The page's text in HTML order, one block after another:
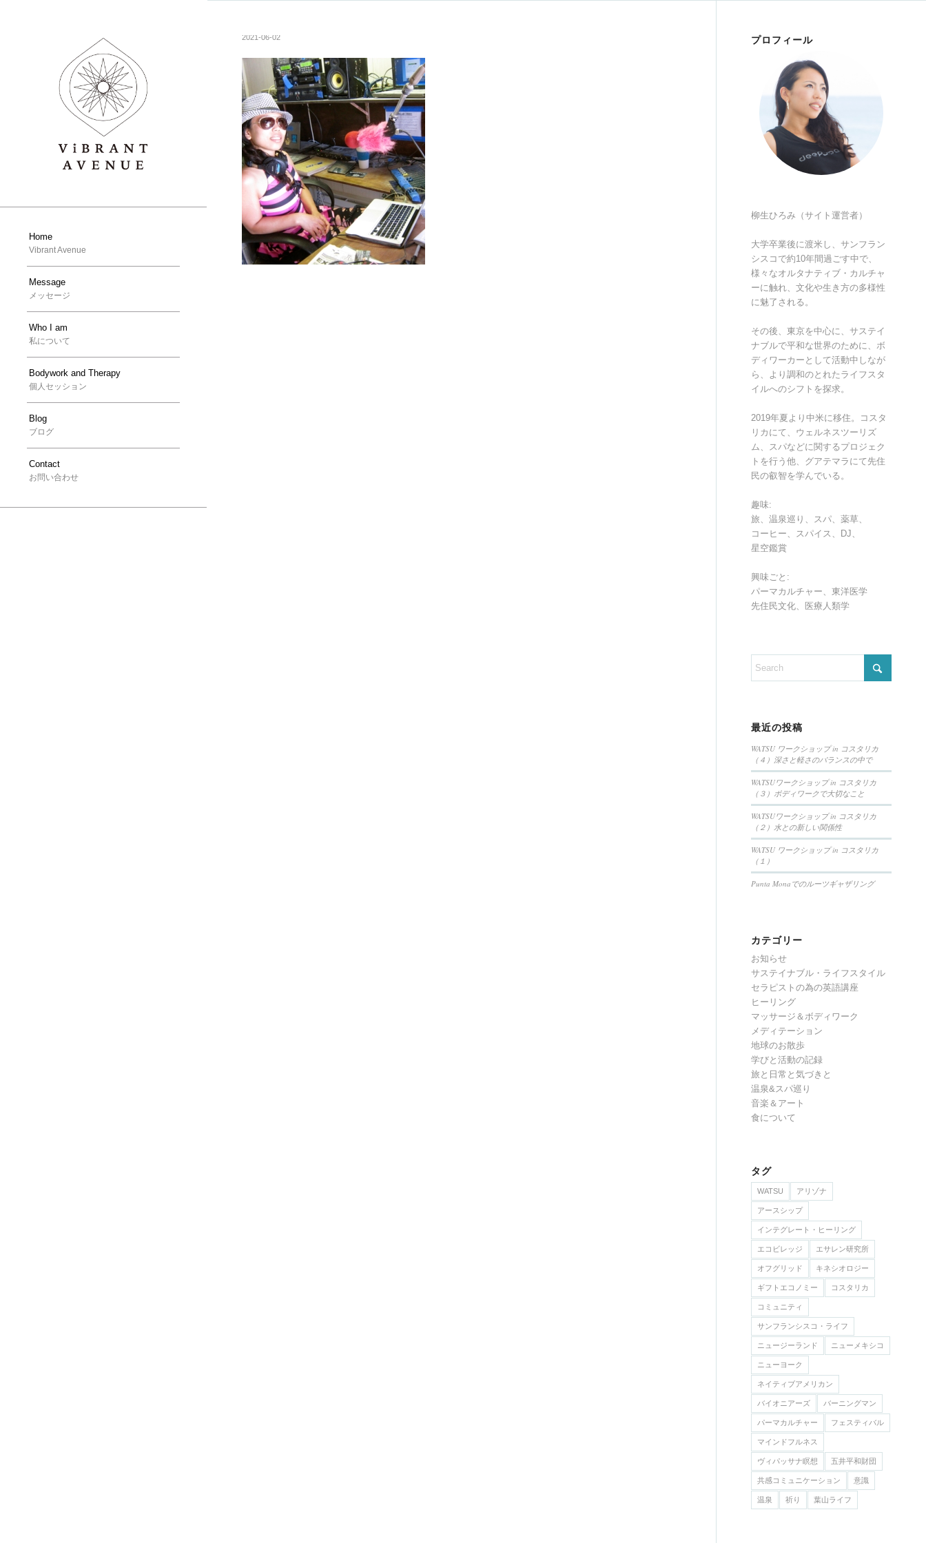
Home
Vibrant Avenue
Message
メッセージ
Who I am
私について
Bodywork and Therapy
個人セッション
Blog
ブログ
Contact
お問い合わせ
2021-06-02 プロフィール
柳生ひろみ（サイト運営者）
大学卒業後に渡米し、サンフラン
シスコで約10年間過ごす中で、
様々なオルタナティブ・カルチャ
ーに触れ、文化や生き方の多様性
に魅了される。
その後、東京を中心に、サステイ
ナブルで平和な世界のために、ボ
ディワーカーとして活動中しなが
ら、より調和のとれたライフスタ
イルへのシフトを探求。
2019年夏より中米に移住。コスタ
リカにて、ウェルネスツーリズ
ム、スパなどに関するプロジェク
トを行う他、グアテマラにて先住
民の叡智を学んでいる。
趣味:
旅、温泉巡り、スパ、薬草、
コーヒー、スパイス、DJ、
星空鑑賞
興味ごと:
パーマカルチャー、東洋医学
先住民文化、医療人類学
最近の投稿
WATSU ワークショップ in コスタリカ
（４）深さと軽さのバランスの中で
WATSUワークショップ in コスタリカ
（３）ボディワークで大切なこと
WATSUワークショップ in コスタリカ
（２）水との新しい関係性
WATSU ワークショップ in コスタリカ
（１）
Punta Monaでのルーツギャザリング
カテゴリー
お知らせ
サステイナブル・ライフスタイル
セラピストの為の英語講座
ヒーリング
マッサージ＆ボディワーク
メディテーション
地球のお散歩
学びと活動の記録
旅と日常と気づきと
温泉&スパ巡り
音楽＆アート
食について
タグ
WATSU アリゾナ
アースシップ
インテグレート・ヒーリング
エコビレッジ エサレン研究所
オフグリッド キネシオロジー
ギフトエコノミー コスタリカ
コミュニティ
サンフランシスコ・ライフ
ニュージーランド ニューメキシコ
ニューヨーク
ネイティブアメリカン
バイオニアーズ バーニングマン
パーマカルチャー フェスティバル
マインドフルネス
ヴィパッサナ瞑想 五井平和財団
共感コミュニケーション 意識
温泉 祈り 葉山ライフ